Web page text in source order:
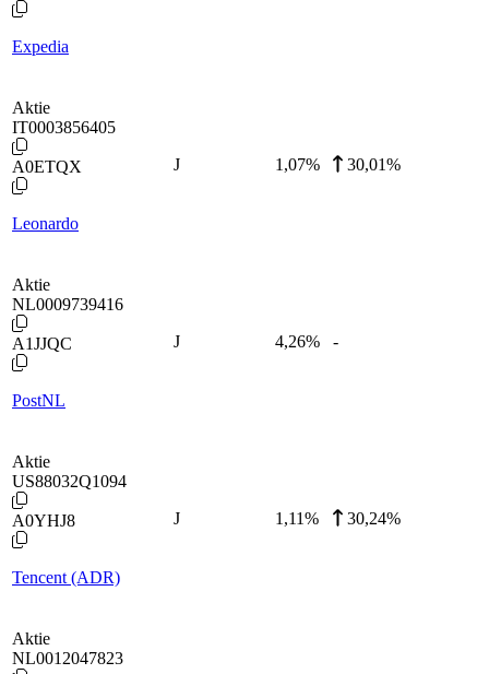
Expedia
Aktie
IT0003856405
A0ETQX
Leonardo
J 1,07% 30,01%
Aktie
NL0009739416
A1JJQC
PostNL
J 4,26% -
Aktie
US88032Q1094
A0YHJ8
Tencent (ADR)
J 1,11% 30,24%
Aktie
NL0012047823